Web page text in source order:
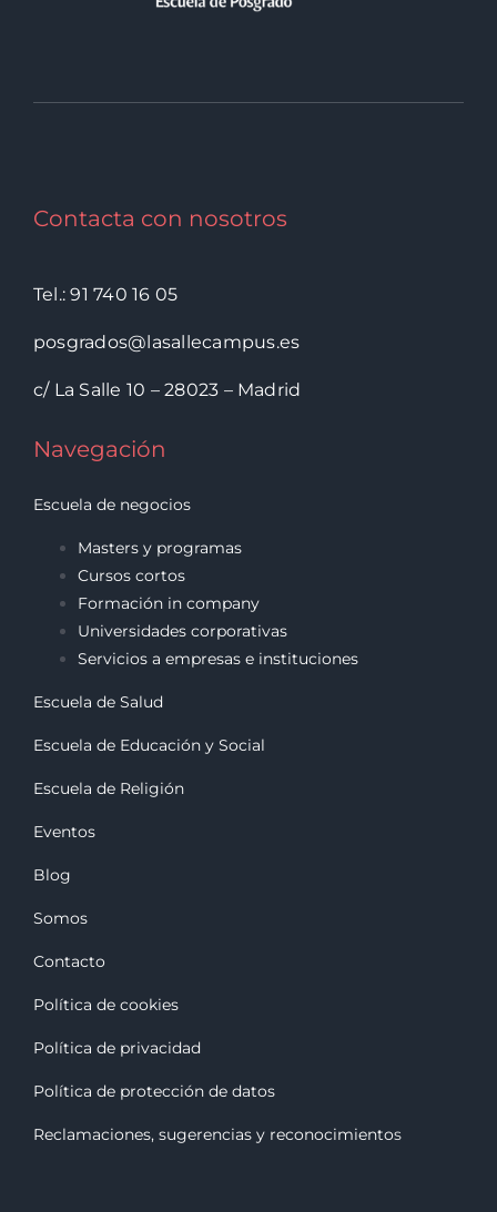
Contacta con nosotros
Tel.: 91 740 16 05
posgrados@lasallecampus.es
c/ La Salle 10 – 28023 – Madrid
Navegación
Escuela de negocios
Masters y programas
Cursos cortos
Formación in company
Universidades corporativas
Servicios a empresas e instituciones
Escuela de Salud
Escuela de Educación y Social
Escuela de Religión
Eventos
Blog
Somos
Contacto
Política de cookies
Política de privacidad
Política de protección de datos
Reclamaciones, sugerencias y reconocimientos